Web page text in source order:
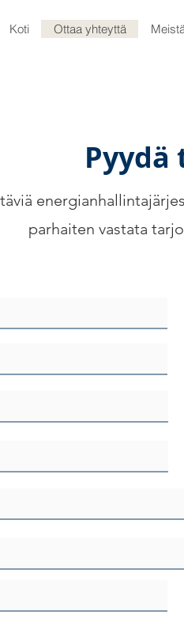
Koti Ottaa yhteyttä
Pyydä
parhaiten vastata